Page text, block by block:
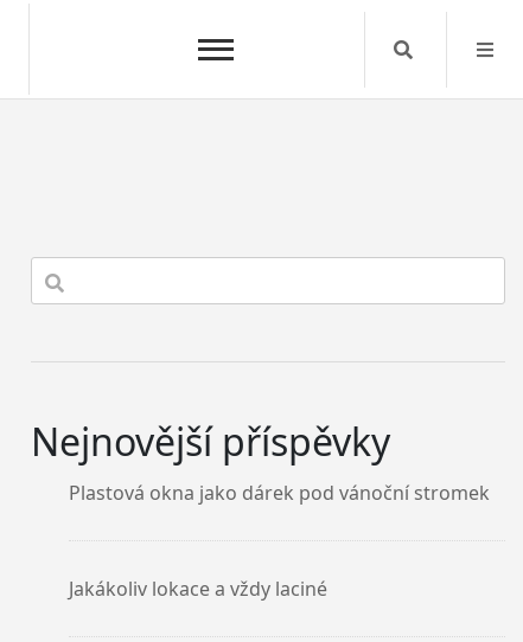
Search
Nejnovější příspěvky
Plastová okna jako dárek pod vánoční stromek
Jakákoliv lokace a vždy laciné